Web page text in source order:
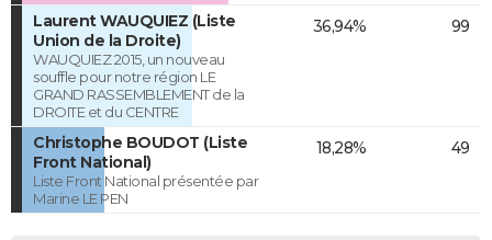
Laurent WAUQUIEZ (Liste
Union de la Droite)
WAUQUIEZ 2015, un nouveau
souffle pour notre région LE
GRAND RASSEMBLEMENT de la
DROITE et du CENTRE
36,94% 99
Christophe BOUDOT (Liste
Front National)
Liste Front National présentée par
Marine LE PEN
18,28% 49